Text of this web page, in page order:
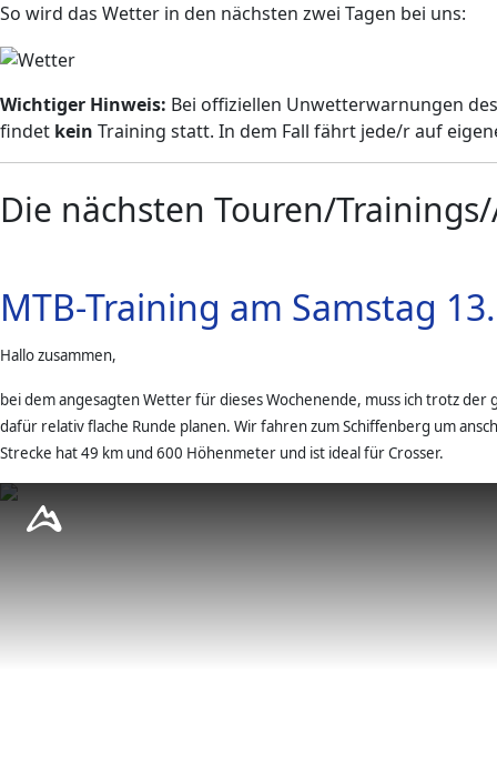
So wird das Wetter in den nächsten zwei Tagen bei uns:
Wichtiger Hinweis: Bei offiziellen Unwetterwarnungen
findet kein Training statt. In dem Fall fährt jede/r auf
Die nächsten Touren/
MTB-Training am Samstag
Hallo zusammen,
bei dem angesagten Wetter für dieses Wochenende, muss ich trotz
dafür relativ flache Runde planen. Wir fahren zum Schiffenberg um
Strecke hat 49 km und 600 Höhenmeter und ist ideal für Crosser.